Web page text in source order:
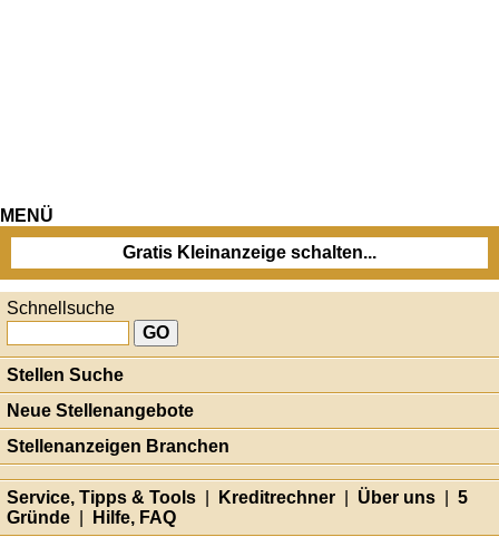
MENÜ
Gratis Kleinanzeige schalten...
Schnellsuche
Stellen Suche
Neue Stellenangebote
Stellenanzeigen Branchen
Service, Tipps & Tools Kreditrechner Über uns
5
Gründe
Hilfe, FAQ